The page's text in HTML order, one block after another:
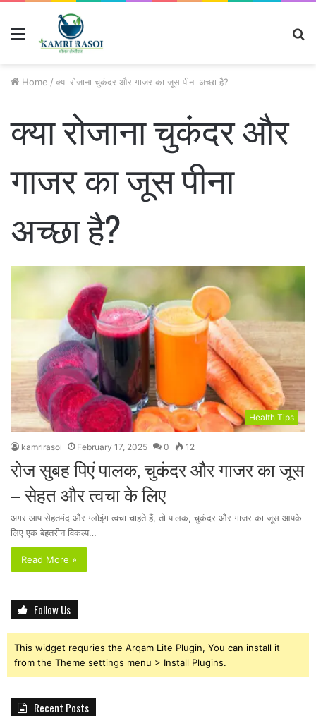
Home / क्या रोजाना चुकंदर और गाजर का जूस पीना अच्छा है?
क्या रोजाना चुकंदर और
गाजर का जूस पीना
अच्छा है?
Health Tips
kamrirasoi February 17, 2025 0 12
रोज सुबह पिएं पालक, चुकंदर और गाजर का जूस
– सेहत और त्वचा के लिए
अगर आप सेहतमंद और ग्लोइंग त्वचा चाहते हैं, तो पालक, चुकंदर और गाजर का जूस आपके
लिए एक बेहतरीन विकल्प…
Read More »
Follow Us
This widget requries the Arqam Lite Plugin, You can install it
from the Theme settings menu > Install Plugins.
Recent Posts